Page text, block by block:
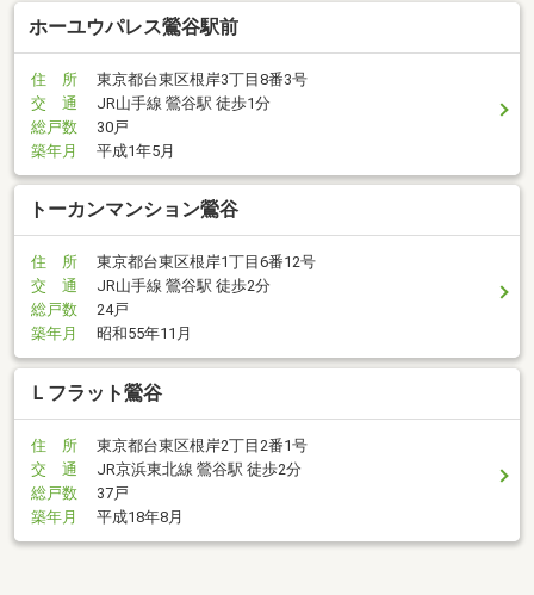
ホーユウパレス鶯谷駅前
住 所
東京都台東区根岸3丁目8番3号
交 通
JR山手線 鶯谷駅 徒歩1分
総戸数
30戸
築年月
平成1年5月
トーカンマンション鶯谷
住 所
東京都台東区根岸1丁目6番12号
交 通
JR山手線 鶯谷駅 徒歩2分
総戸数
24戸
築年月
昭和55年11月
Ｌフラット鶯谷
住 所
東京都台東区根岸2丁目2番1号
交 通
JR京浜東北線 鶯谷駅 徒歩2分
総戸数
37戸
築年月
平成18年8月